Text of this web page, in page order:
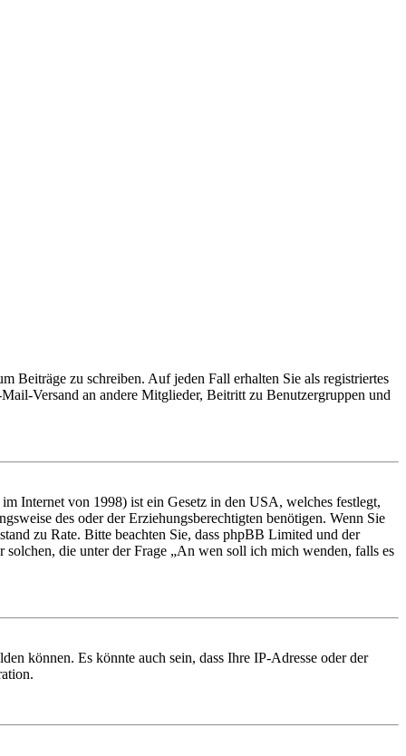
Beiträge zu schreiben. Auf jeden Fall erhalten Sie als registriertes
Versand an andere Mitglieder, Beitritt zu Benutzergruppen und
Internet von 1998) ist ein Gesetz in den USA, welches festlegt,
des oder der Erziehungsberechtigten benötigen. Wenn Sie
zu Rate. Bitte beachten Sie, dass phpBB Limited und der
die unter der Frage „An wen soll ich mich wenden, falls es
können. Es könnte auch sein, dass Ihre IP-Adresse oder der